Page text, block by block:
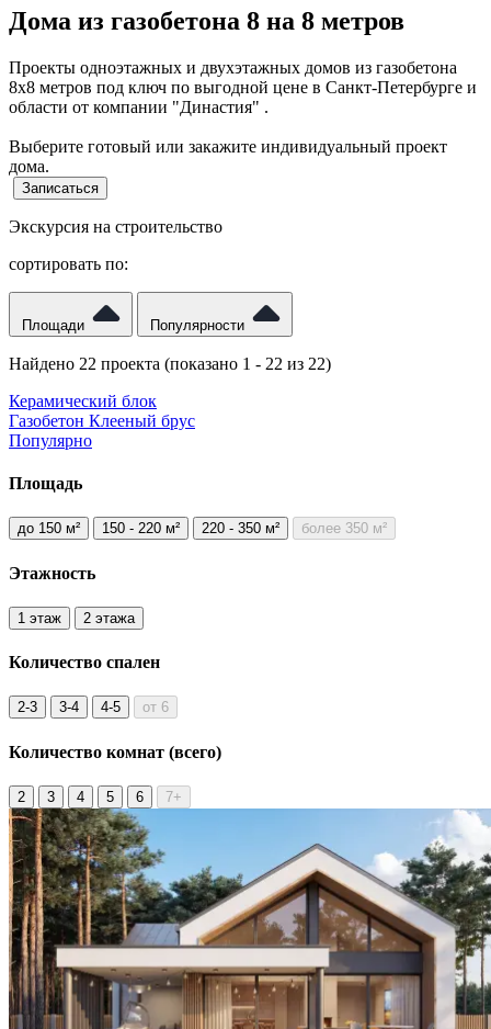
Дома из газобетона 8 на 8 метров
Проекты одноэтажных и двухэтажных домов из газобетона
8х8 метров под ключ по выгодной цене в Санкт-Петербурге и
области от компании "Династия" .
Выберите готовый или закажите индивидуальный проект
дома.
Записаться
Экскурсия на строительство
сортировать по:
Площади Популярности
Найдено 22 проекта (показано 1 - 22 из 22)
Керамический блок
Газобетон Клееный брус
Популярно
Площадь
до 150 м² 150 - 220 м² 220 - 350 м² более 350 м²
Этажность
1 этаж 2 этажа
Количество спален
2-3 3-4 4-5 от 6
Количество комнат (всего)
2 3 4 5 6 7+